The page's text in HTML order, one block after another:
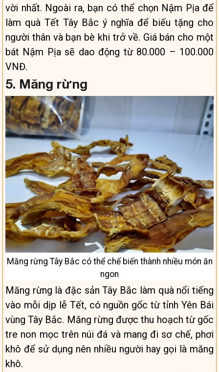
vời nhất. Ngoài ra, bạn có thể chọn Nậm Pịa để
làm quà Tết Tây Bắc ý nghĩa để biếu tặng cho
người thân và bạn bè khi trở về. Giá bán cho một
bát Nậm Pịa sẽ dao động từ 80.000 – 100.000
VNĐ.
5. Măng rừng
Măng rừng Tây Bắc có thể chế biến thành nhiều món ăn
ngon
Măng rừng là đặc sản Tây Bắc làm quà nổi tiếng
vào mỗi dịp lễ Tết, có nguồn gốc từ tỉnh Yên Bái
vùng Tây Bắc. Măng rừng được thu hoạch từ gốc
tre non mọc trên núi đá và mang đi sơ chế, phơi
khô để sử dụng nên nhiều người hay gọi là măng
khô.